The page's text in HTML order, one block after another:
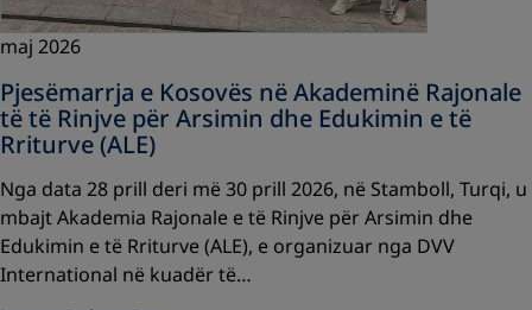
maj 2026
Pjesëmarrja e Kosovës në Akademinë Rajonale
të të Rinjve për Arsimin dhe Edukimin e të
Rriturve (ALE)
Nga data 28 prill deri më 30 prill 2026, në Stamboll, Turqi, u
mbajt Akademia Rajonale e të Rinjve për Arsimin dhe
Edukimin e të Rriturve (ALE), e organizuar nga DVV
International në kuadër të…